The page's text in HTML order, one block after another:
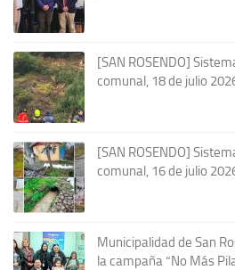
[SAN ROSENDO]
comunal, 18 de julio
[SAN ROSENDO]
comunal, 16 de julio
Municipalidad de San
la campaña “No Más